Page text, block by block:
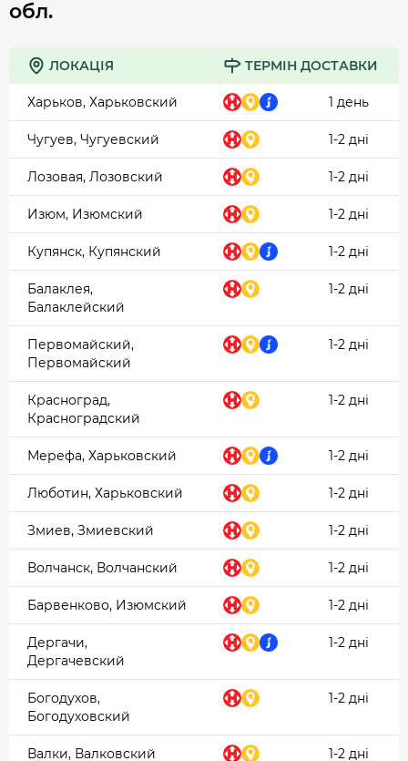
обл.
ЛОКАЦІЯ ТЕРМІН ДОСТАВКИ
Харьков, Харьковский 1 день
Чугуев, Чугуевский 1-2 дні
Лозовая, Лозовский 1-2 дні
Изюм, Изюмский 1-2 дні
Купянск, Купянский 1-2 дні
Балаклея,
Балаклейский
1-2 дні
Первомайский,
Первомайский
1-2 дні
Красноград,
Красноградский
1-2 дні
Мерефа, Харьковский 1-2 дні
Люботин, Харьковский 1-2 дні
Змиев, Змиевский 1-2 дні
Волчанск, Волчанский 1-2 дні
Барвенково, Изюмский 1-2 дні
Дергачи,
Дергачевский
1-2 дні
Богодухов,
Богодуховский
1-2 дні
Валки, Валковский 1-2 дні